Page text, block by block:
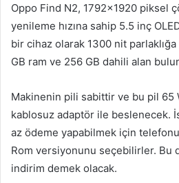
Oppo Find N2, 1792×1920 piksel
yenileme hızına sahip 5.5 inç
bir cihaz olarak 1300 nit
GB ram ve 256 GB dahili alan
Makinenin pili sabittir ve bu pil 65
kablosuz adaptör ile beslenecek.
az ödeme yapabilmek için
Rom versiyonunu seçebilirler. Bu
indirim demek olacak.